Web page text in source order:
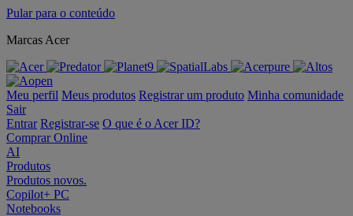
Pular para o conteúdo
Marcas Acer
Meu perfil Meus produtos Registrar um produto Minha comunidade
Sair
Entrar Registrar-se O que é o Acer ID?
Comprar Online
AI
Produtos
Produtos novos.
Copilot+ PC
Notebooks